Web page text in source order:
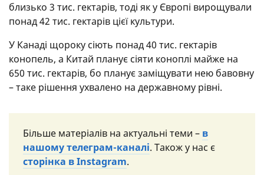
близько 3 тис. гектарів, тоді як у Європі вирощували
понад 42 тис. гектарів цієї культури.
У Канаді щороку сіють понад 40 тис. гектарів
конопель, а Китай планує сіяти коноплі майже на
650 тис. гектарів, бо планує заміщувати нею бавовну
– таке рішення ухвалено на державному рівні.
Більше матеріалів на актуальні теми – в
нашому телеграм-каналі. Також у нас є
сторінка в Instagram.